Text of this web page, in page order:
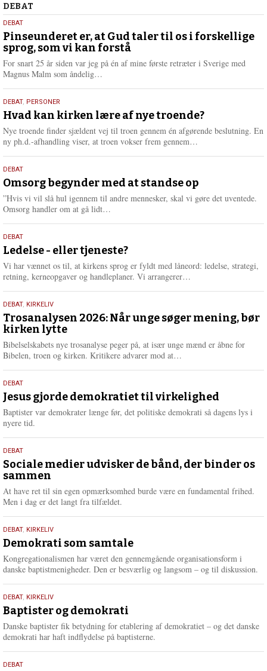
Debat
DEBAT
5.
august
2026
DEBAT
Pinseunderet er, at Gud taler til os i forskellige
sprog, som vi kan forstå
For snart 25 år siden var jeg på én af mine første retræter i Sverige med
Magnus Malm som åndelig…
e
r
e
25.
juli
2026
DEBAT, PERSONER
Hvad kan kirken lære af nye troende?
Nye troende finder sjældent vej til troen gennem én afgørende beslutning. En
ny ph.d.-afhandling viser, at troen vokser frem gennem…
e
r
e
9.
juli
2026
DEBAT
Omsorg begynder med at standse op
”Hvis vi vil slå hul igennem til andre mennesker, skal vi gøre det uventede.
Omsorg handler om at gå lidt…
e
r
e
10.
juni
2026
DEBAT
Ledelse - eller tjeneste?
Vi har vænnet os til, at kirkens sprog er fyldt med låneord: ledelse, strategi,
retning, kerneopgaver og handleplaner. Vi arrangerer…
e
2.
juni
2026
DEBAT, KIRKELIV
Trosanalysen 2026: Når unge søger mening, bør
kirken lytte
Bibelselskabets nye trosanalyse peger på, at især unge mænd er åbne for
Bibelen, troen og kirken. Kritikere advarer mod at…
e
r
18.
maj
2026
DEBAT
Jesus gjorde demokratiet til virkelighed
Baptister var demokrater længe før, det politiske demokrati så dagens lys i
nyere tid.
18.
maj
2026
DEBAT
Sociale medier udvisker de bånd, der binder os
sammen
At have ret til sin egen opmærksomhed burde være en fundamental frihed.
Men i dag er det langt fra tilfældet.
18.
maj
2026
DEBAT, KIRKELIV
Demokrati som samtale
Kongregationalismen har været den gennemgående organisationsform i
danske baptistmenigheder. Den er besværlig og langsom – og til diskussion.
18.
maj
2026
DEBAT, KIRKELIV
Baptister og demokrati
Danske baptister fik betydning for etablering af demokratiet – og det danske
demokrati har haft indflydelse på baptisterne.
18.
DEBAT